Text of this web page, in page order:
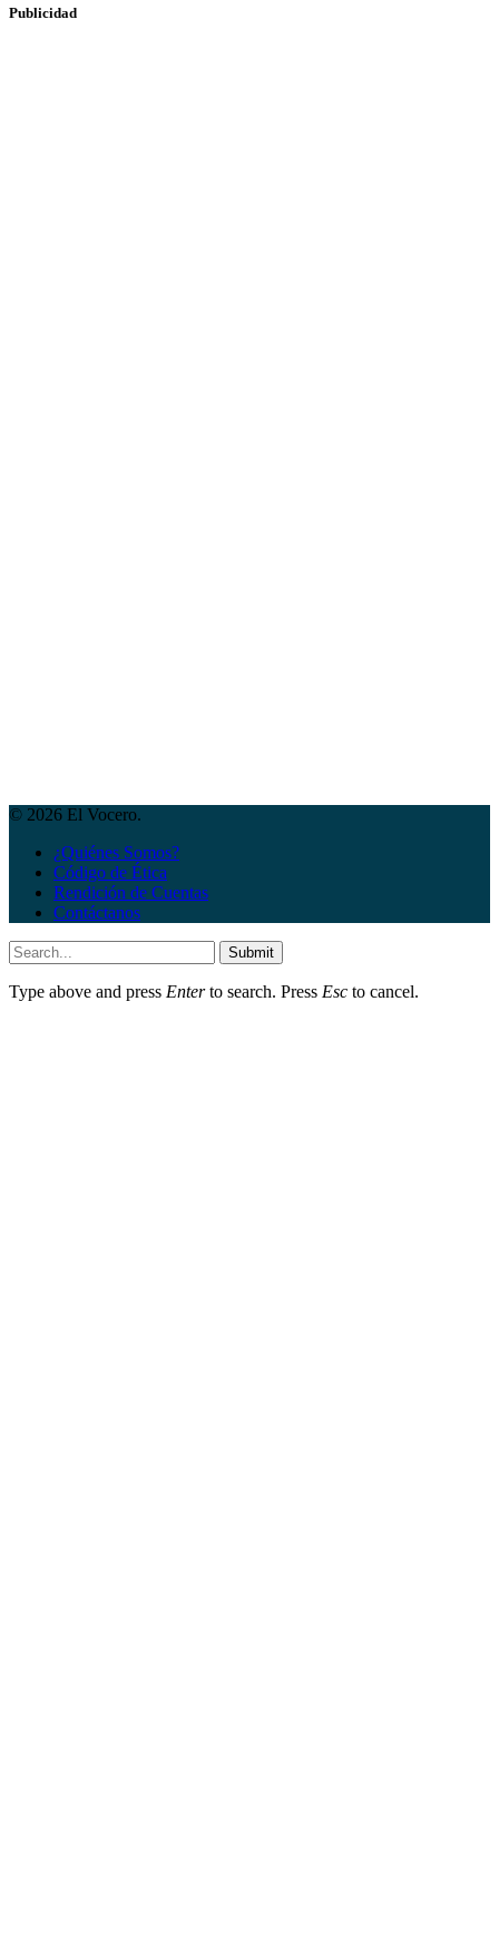
Publicidad
© 2026 El Vocero.
¿Quiénes Somos?
Código de Ética
Rendición de Cuentas
Contáctanos
Submit
Type above and press Enterto search. Press Esc to cancel.